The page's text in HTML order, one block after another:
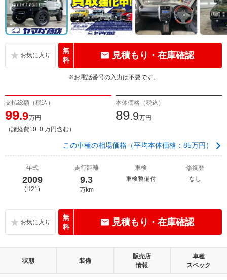
無
料
見積もり・在庫確認
※お電話番号の入力は不要です。
支払総額（税込）
99.9万円
（諸経費10 .0 万円含む）
本体価格（税込）
89.9万円
この車種の相場価格（平均本体価格：85万円）
年式
2009
(H21)
走行距離
9.3
万km
車検
車検整備付
修復歴
なし
無
料
見積もり・在庫確認
状態 装備
販売店
情報
車種
スペック